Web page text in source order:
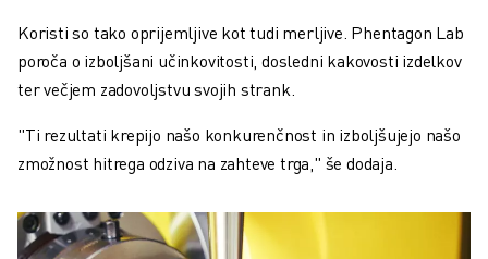
Koristi so tako oprijemljive kot tudi merljive. Phentagon Lab
poroča o izboljšani učinkovitosti, dosledni kakovosti izdelkov
ter večjem zadovoljstvu svojih strank.
"Ti rezultati krepijo našo konkurenčnost in izboljšujejo našo
zmožnost hitrega odziva na zahteve trga," še dodaja.